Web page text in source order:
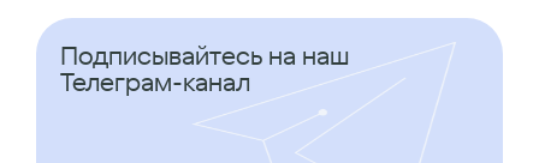
Подписывайтесь на наш
Телеграм-канал